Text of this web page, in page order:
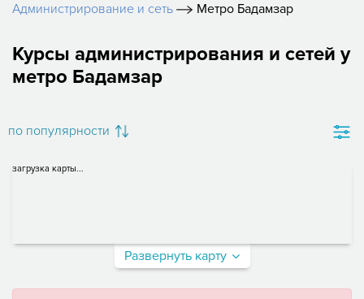
Администрирование и сеть
Метро Бадамзар
Курсы администрирования и сетей у
метро Бадамзар
по популярности
загрузка карты...
Развернуть карту